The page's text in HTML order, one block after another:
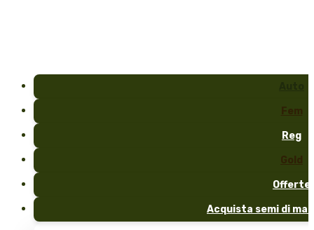
Fem
Reg
Gold
Offerte
Acquista semi di